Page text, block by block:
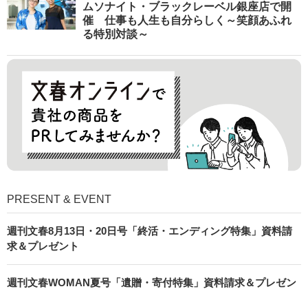
ムソナイト・ブラックレーベル銀座店で開
催 仕事も人生も自分らしく～笑顔あふれ
る特別対談～
PRESENT & EVENT
週刊文春8月13日・20日号「終活・エンディング特集」資料請
求＆プレゼント
週刊文春WOMAN夏号「遺贈・寄付特集」資料請求＆プレゼン